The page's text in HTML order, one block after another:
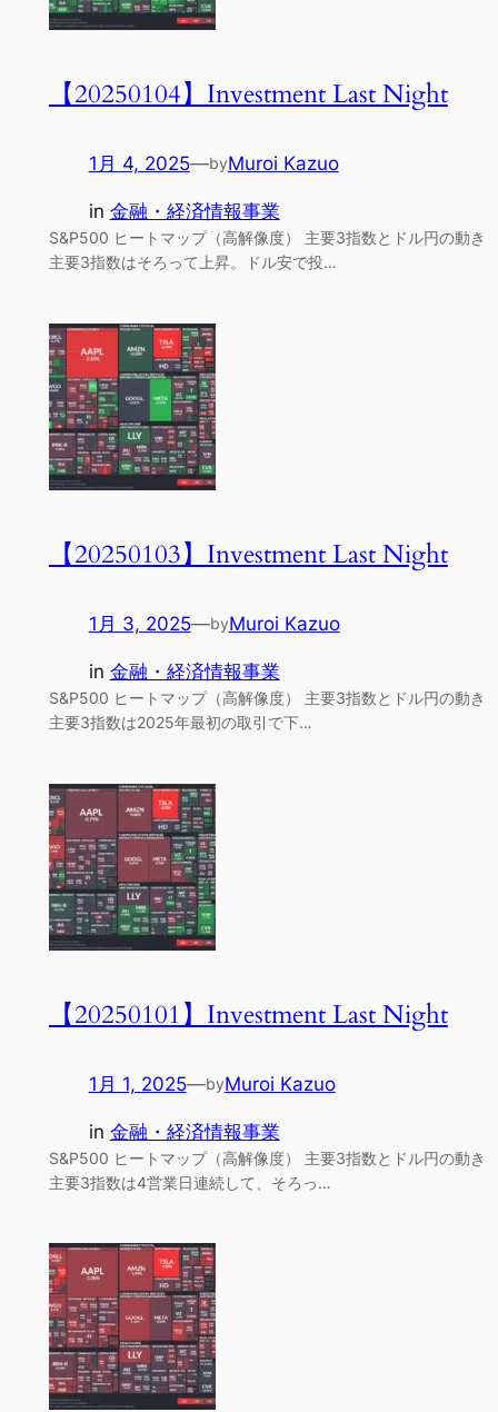
【20250104】Investment Last Night
1月 4, 2025—byMuroi Kazuo
in 金融・経済情報事業
S&P500 ヒートマップ（高解像度） 主要3指数とドル円の動き
主要3指数はそろって上昇。ドル安で投…
【20250103】Investment Last Night
1月 3, 2025—byMuroi Kazuo
in 金融・経済情報事業
S&P500 ヒートマップ（高解像度） 主要3指数とドル円の動き
主要3指数は2025年最初の取引で下…
【20250101】Investment Last Night
1月 1, 2025—byMuroi Kazuo
in 金融・経済情報事業
S&P500 ヒートマップ（高解像度） 主要3指数とドル円の動き
主要3指数は4営業日連続して、そろっ…